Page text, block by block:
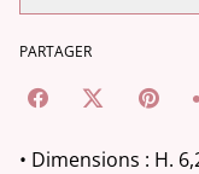
PARTAGER
• Dimensions : H.